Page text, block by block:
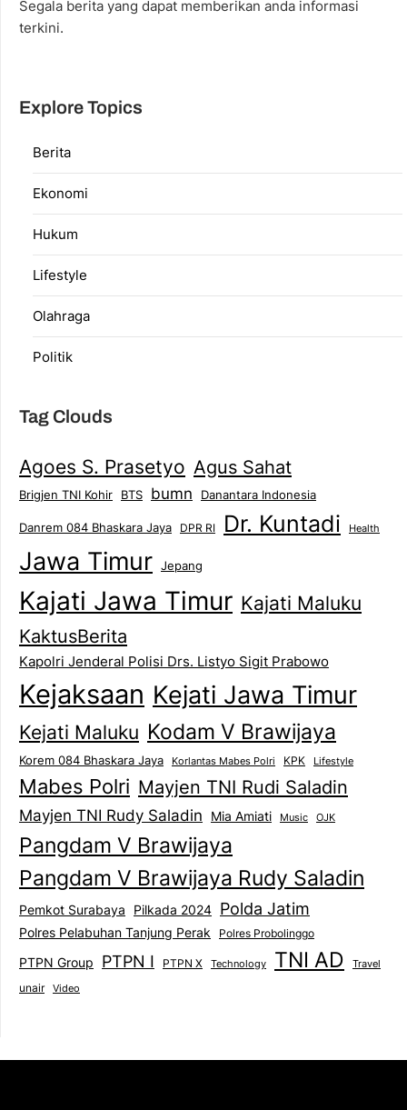
Segala berita yang dapat memberikan anda informasi
terkini.
Explore Topics
Berita
Ekonomi
Hukum
Lifestyle
Olahraga
Politik
Tag Clouds
Agoes S. Prasetyo Agus Sahat
Brigjen TNI Kohir BTS bumn Danantara Indonesia
Danrem 084 Bhaskara Jaya DPR RI Dr. Kuntadi Health
Jawa Timur Jepang
Kajati Jawa Timur Kajati Maluku
KaktusBerita
Kapolri Jenderal Polisi Drs. Listyo Sigit Prabowo
Kejaksaan Kejati Jawa Timur
Kejati Maluku Kodam V Brawijaya
Korem 084 Bhaskara Jaya Korlantas Mabes Polri KPK Lifestyle
Mabes Polri Mayjen TNI Rudi Saladin
Mayjen TNI Rudy Saladin Mia Amiati Music OJK
Pangdam V Brawijaya
Pangdam V Brawijaya Rudy Saladin
Pemkot Surabaya Pilkada 2024 Polda Jatim
Polres Pelabuhan Tanjung Perak Polres Probolinggo
PTPN Group PTPN I PTPN X Technology TNI AD Travel
unair Video